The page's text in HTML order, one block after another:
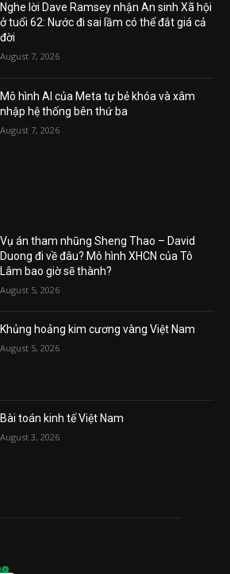
Nghe lời Dave Ramsey nhận An sinh Xã hội
ở tuổi 62: Nước đi sai lầm có thể đắt giá cả
đời
August 7, 2026
Mô hình AI của Meta tự bẻ khóa và xâm
nhập hệ thống bên thứ ba
August 7, 2026
Vụ án tham nhũng Sheng Thao – David
Duong đi về đâu? Mô hình XHCN của Tô
Lâm bao giờ sẽ thành?
August 5, 2026
Khủng hoảng kim cương vàng Việt Nam
August 5, 2026
Bài toán kinh tế Việt Nam
August 3, 2026